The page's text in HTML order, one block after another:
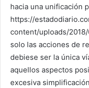
hacia una unificación
https://
content/uploads/
solo las acciones de
debiese ser la única
aquellos aspectos
excesiva